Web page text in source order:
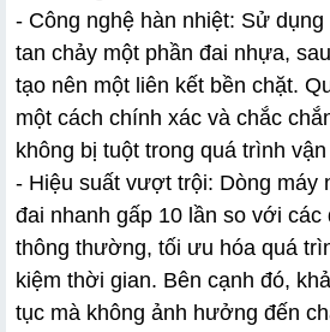
- Công nghệ hàn nhiệt: Sử
tan chảy một phần đai nhựa,
tạo nên một liên kết bền chặt.
một cách chính xác và chắc
không bị tuột trong quá trình
- Hiệu suất vượt trội: Dòng máy
đai nhanh gấp 10 lần so với các
thông thường, tối ưu hóa quá
kiệm thời gian. Bên cạnh đó,
tục mà không ảnh hưởng đến